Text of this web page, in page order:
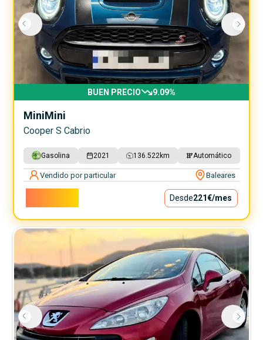
BUEN PRECIO 9.09%
MiniMini
Cooper S Cabrio
Gasolina 2021 136.522 km Automático
Vendido por particular Baleares
Desde221€/mes